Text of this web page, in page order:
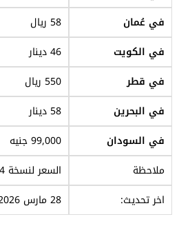
في عُمان
58 ريال
في الكويت
46 دينار
في قطر
550 ريال
في البحرين
58 دينار
في السودان
99,000 جنيه
ملاحظة
السعر لنسخة 64 جيجا مع 4 جيجا رام
اخر تحديث:
28 مارس 2026